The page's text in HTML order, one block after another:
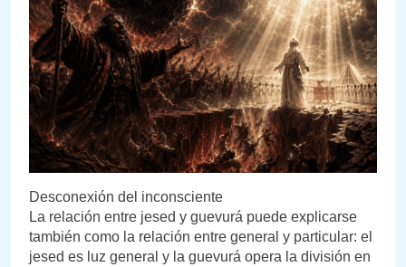
Desconexión del inconsciente
La relación entre jesed y guevurá puede explicarse
también como la relación entre general y particular: el
jesed es luz general y la guevurá opera la división en